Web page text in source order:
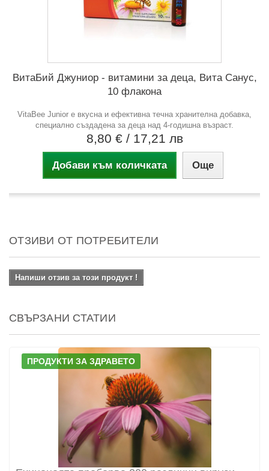
ВитаБий Джуниор - витамини за деца, Вита Санус,
10 флакона
VitaBee Junior е вкусна и ефективна течна хранителна добавка,
специално създадена за деца над 4-годишна възраст.
8,80 € / 17,21 лв
Добави към количката Още
ОТЗИВИ ОТ ПОТРЕБИТЕЛИ
Напиши отзив за този продукт !
СВЪРЗАНИ СТАТИИ
ПРОДУКТИ ЗА ЗДРАВЕТО